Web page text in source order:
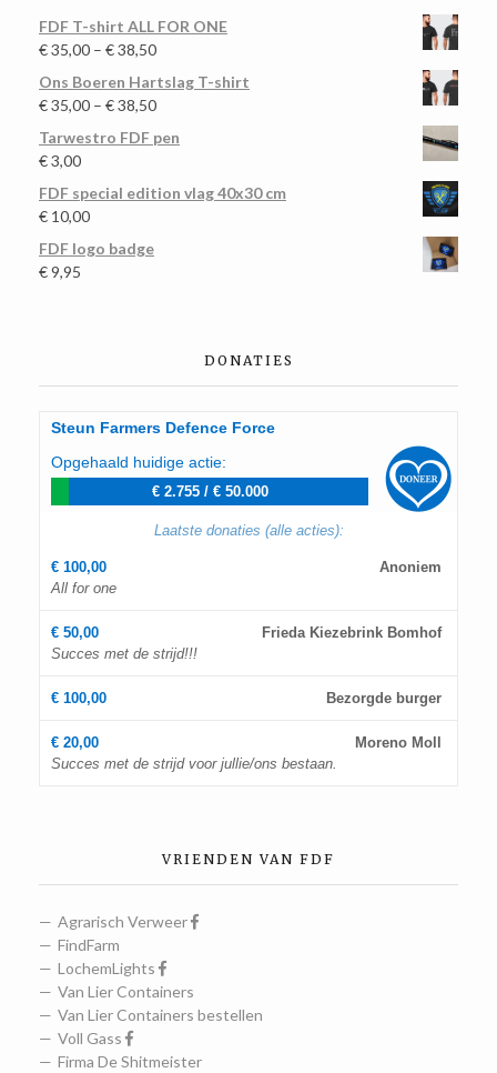
FDF T-shirt ALL FOR ONE
€35,00 – €38,50
Ons Boeren Hartslag T-shirt
€35,00 – €38,50
Tarwestro FDF pen
€3,00
FDF special edition vlag 40x30 cm
€ 10,00
FDF logo badge
€9,95
DONATIES
Steun Farmers Defence Force
Opgehaald huidige actie:
€ 2.755/ € 50.000
Laatste donaties (alle acties):
Anoniem
€ 100,00
All for one
Frieda Kiezebrink Bomhof
€ 50,00
Succes met de strijd!!!
Bezorgde burger
€ 100,00
Moreno Moll
€ 20,00
Succes met de strijd voor jullie/ons bestaan.
VRIENDEN VAN FDF
Agrarisch Verweer
FindFarm
LochemLights
Van Lier Containers
Van Lier Containers bestellen
Voll Gass
Firma De Shitmeister